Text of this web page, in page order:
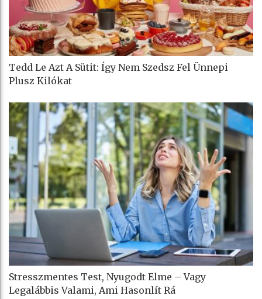
Tedd Le Azt A Sütit: Így Nem Szedsz Fel Ünnepi
Plusz Kilókat
Stresszmentes Test, Nyugodt Elme – Vagy
Legalábbis Valami, Ami Hasonlít Rá